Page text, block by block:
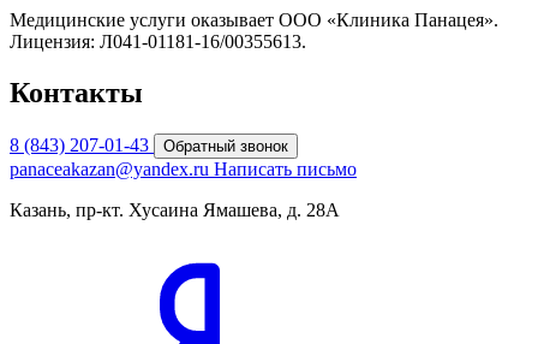
Медицинские услуги оказывает ООО «Клиника Панацея».
Лицензия: Л041-01181-16/00355613.
Контакты
8 (843) 207-01-43 Обратный звонок
panaceakazan@yandex.ru Написать письмо
Казань, пр-кт. Хусаина Ямашева, д. 28А